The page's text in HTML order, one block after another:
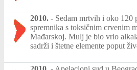
2010. - Sedam mrtvih i oko 120
spremnika s toksičnim crvenim
Mađarskoj. Mulj je bio vrlo
sadrži i štetne elemente poput